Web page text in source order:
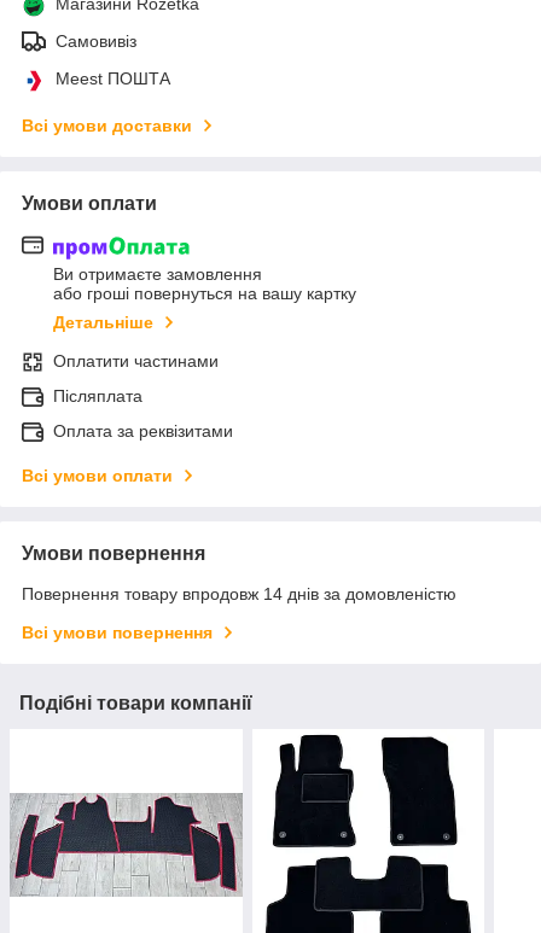
Магазини Rozetka
Самовивіз
Meest ПОШТА
Всі умови доставки
Умови оплати
Ви отримаєте замовлення
або гроші повернуться на вашу картку
Детальніше
Оплатити частинами
Післяплата
Оплата за реквізитами
Всі умови оплати
Умови повернення
Повернення товару впродовж 14 днів за домовленістю
Всі умови повернення
Подібні товари компанії